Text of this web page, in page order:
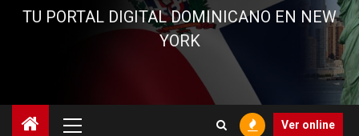
TU PORTAL DIGITAL DOMINICANO EN NEW
YORK
principal
Ver online